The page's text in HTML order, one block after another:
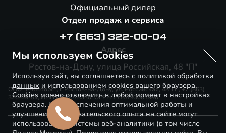
Официальный дилер
Отдел продаж и сервиса
+7 (863) 322-00-04
Адрес
Ростов-на-Дону, улица Российская, 48 "П"
ООО "К-Моторс", г. Ростов-на-Дону, ул. Российская, 48"П", +7 (863)
320-09-54, ИНН 6166078330, ОГРН 1116193001990
Мы используем Cookies
Используя сайт, вы соглашаетесь с политикой обработки
данных и использованием cookies вашего браузера.
Cookies можно отключить в любой момент в настройках
браузера. Для обеспечения оптимальной работы и
улучшения пользовательского опыта на сайте могут
использоваться системы веб-аналитики (в том числе